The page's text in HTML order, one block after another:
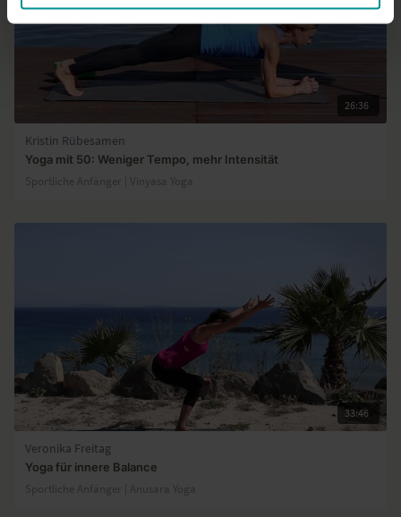
26:36
Kristin Rübesamen
Yoga mit 50: Weniger Tempo, mehr Intensität
Sportliche Anfänger | Vinyasa Yoga
33:46
Veronika Freitag
Yoga für innere Balance
Sportliche Anfänger | Anusara Yoga